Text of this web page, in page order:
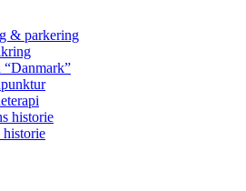
& parkering
“Danmark”
historie
historie